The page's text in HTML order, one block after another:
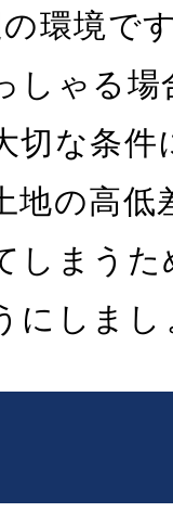
環境で
しゃる場
切な条件
地の高低
しまうた
にしまし